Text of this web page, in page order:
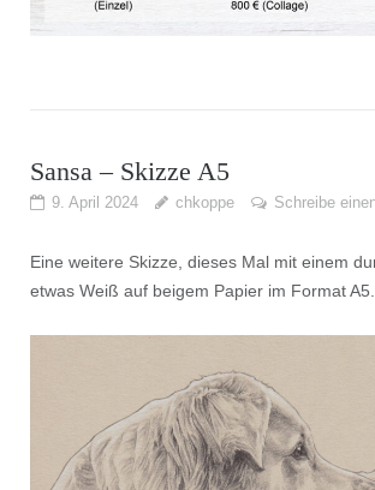
Sansa – Skizze A5
9. April 2024 chkoppe Schreibe
Eine weitere Skizze, dieses Mal mit einem
etwas Weiß auf beigem Papier im Format A5.